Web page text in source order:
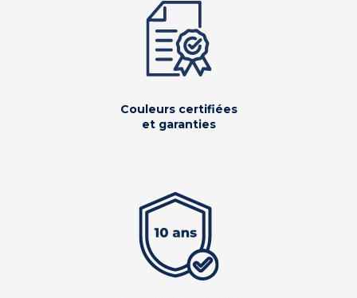
Couleurs certifiées
et garanties